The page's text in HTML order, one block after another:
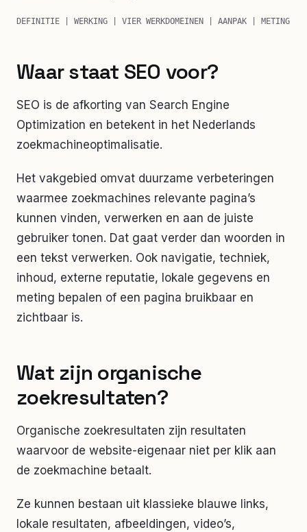
DEFINITIE | WERKING | VIER WERKDOMEINEN | AANPAK | METING
Waar staat SEO voor?
SEO is de afkorting van Search Engine
Optimization en betekent in het Nederlands
zoekmachineoptimalisatie.
Het vakgebied omvat duurzame verbeteringen
waarmee zoekmachines relevante pagina’s
kunnen vinden, verwerken en aan de juiste
gebruiker tonen. Dat gaat verder dan woorden in
een tekst verwerken. Ook navigatie, techniek,
inhoud, externe reputatie, lokale gegevens en
meting bepalen of een pagina bruikbaar en
zichtbaar is.
Wat zijn organische
zoekresultaten?
Organische zoekresultaten zijn resultaten
waarvoor de website-eigenaar niet per klik aan
de zoekmachine betaalt.
Ze kunnen bestaan uit klassieke blauwe links,
lokale resultaten, afbeeldingen, video’s,